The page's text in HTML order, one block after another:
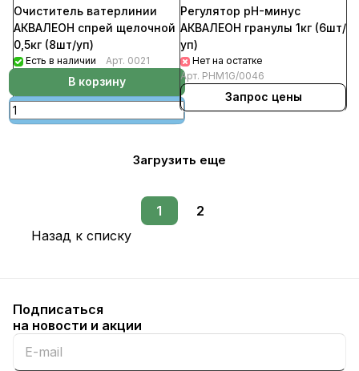
Очиститель ватерлинии
АКВАЛЕОН спрей щелочной
0,5кг (8шт/уп)
Есть в наличии Арт. 0021
В корзину
Регулятор pH-минус
АКВАЛЕОН гранулы 1кг (6шт/
уп)
Нет на остатке
Арт. PHM1G/0046
Запрос цены
Загрузить еще
1
2
Назад к списку
Подписаться
на новости и акции